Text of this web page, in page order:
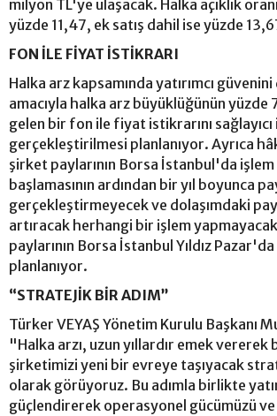
milyon TL'ye ulaşacak. Halka açıklık
yüzde 11,47, ek satış dahil ise yüzde
FON İLE FİYAT İSTİKRARI
Halka arz kapsamında yatırımcı
amacıyla halka arz büyüklüğünün yüzde
gelen bir fon ile fiyat istikrarını
gerçekleştirilmesi planlanıyor. Ayrıca
şirket paylarının Borsa İstanbul'da
başlamasının ardından bir yıl boyunca
gerçekleştirmeyecek ve dolaşımdaki pay
artıracak herhangi bir işlem
paylarının Borsa İstanbul Yıldız
planlanıyor.
“STRATEJİK BİR ADIM”
Türker VEYAŞ Yönetim Kurulu Başkanı
"Halka arzı, uzun yıllardır emek
şirketimizi yeni bir evreye taşıyacak
olarak görüyoruz. Bu adımla birlikte
güçlendirerek operasyonel gücümüzü